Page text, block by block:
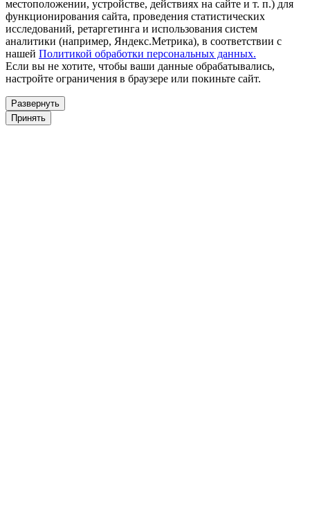
местоположении, устройстве, действиях на сайте и т. п.) для
функционирования сайта, проведения статистических
исследований, ретаргетинга и использования систем
аналитики (например, Яндекс.Метрика), в соответствии с
нашей Политикой обработки персональных данных.
Если вы не хотите, чтобы ваши данные обрабатывались,
настройте ограничения в браузере или покиньте сайт.
Развернуть
Принять